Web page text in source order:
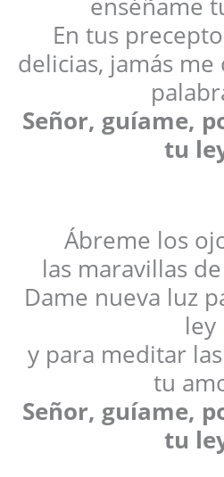
En tus
delicias, jamás
Señor, guíame,
tu
Ábreme los
las maravillas
Dame nueva luz
ley
y para meditar
tu
Señor, guíame,
tu